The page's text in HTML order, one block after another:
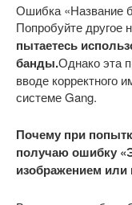
Ошибка «Название
Попробуйте другое
пытаетесь
банды.Однако эта
вводе корректного
системе Gang.
Почему при
получаю ошибку
изображением или